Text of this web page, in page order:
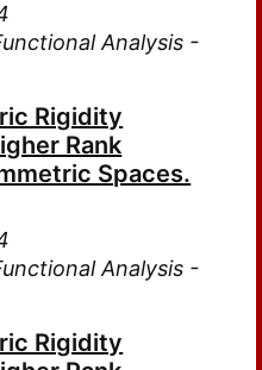
Analysis -
Rigidity
Rank
Spaces.
Analysis -
Rigidity